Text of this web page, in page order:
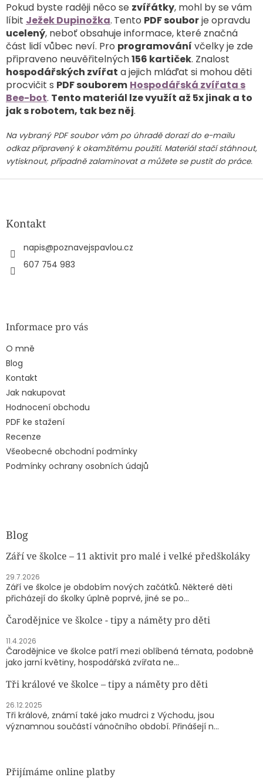
Pokud byste raději něco se zvířátky, mohl by se vám
líbit Ježek Dupinožka. Tento PDF souborje opravdu
ucelený, neboť obsahuje informace, které značná
část lidí vůbec neví. Pro programování včelky je zde
připraveno neuvěřitelných156 kartiček. Znalost
hospodářských zvířat a jejich mláďat si mohou děti
procvičit s PDF souborem Hospodářská zvířata s
Bee-bot. Tento materiál lze využít až 5x jinak a to
jak s robotem, tak bez něj.
Na vybraný PDF soubor vám po úhradě dorazí do e-mailu
odkaz připravený k okamžitému použití. Materiál stačí stáhnout,
vytisknout, případně zalaminovat a můžete se pustit do práce.
Z
Kontakt
napis@poznavejspavlou.cz
607 754 983
Informace pro vás
O mně
Blog
Kontakt
Jak nakupovat
Hodnocení obchodu
PDF ke stažení
Recenze
Všeobecné obchodní podmínky
Podmínky ochrany osobních údajů
Blog
Září ve školce – 11 aktivit pro malé i velké předškoláky
29.7.2026
Září ve školce je obdobím nových začátků. Některé děti
přicházejí do školky úplně poprvé, jiné se po...
Čarodějnice ve školce - tipy a náměty pro děti
11.4.2026
Čarodějnice ve školce patří mezi oblíbená témata, podobně
jako jarní květiny, hospodářská zvířata ne...
Tři králové ve školce – tipy a náměty pro děti
26.12.2025
Tři králové, známí také jako mudrci z Východu, jsou
významnou součástí vánočního období. Přinášejí n...
Přijímáme online platby